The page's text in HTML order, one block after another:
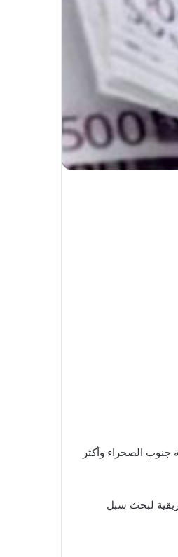
الأعمال التونسية الإفريقية ، شهدت مشاركة ما لا يقلّ عن 25 دولة من إفريقية جنوب الصحراء وأكثر
من مؤسسات إفريقية لبحث سبل